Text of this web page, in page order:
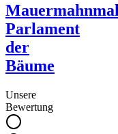
Mauermahnmal
Parlament
der
Bäume
Unsere
Bewertung